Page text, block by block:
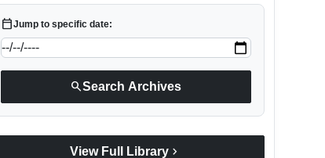
calendar_todayJump to specific date:
searchSearch Archives
View Full Library chevron_right